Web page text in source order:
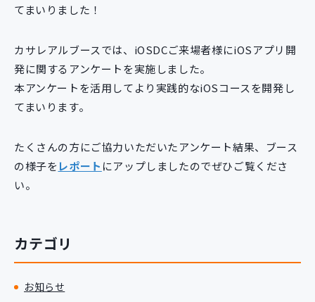
パッケージ開発
導入事例
ニュース
採用情報
てまいりました！
カサレアルブースでは、iOSDCご来場者様にiOSアプリ開
発に関するアンケートを実施しました。
本アンケートを活用してより実践的なiOSコースを開発し
てまいります。
たくさんの方にご協力いただいたアンケート結果、ブース
の様子を レポート にアップしましたのでぜひご覧くださ
い。
カテゴリ
お知らせ